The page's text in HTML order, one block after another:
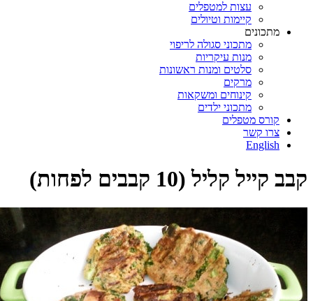
עצות למטפלים
קיימות וטיולים
מתכונים
מתכוני סגולה לריפוי
מנות עיקריות
סלטים ומנות ראשונות
מרקים
קינוחים ומשקאות
מתכוני ילדים
קורס מטפלים
צרו קשר
English
קבב קייל קליל (10 קבבים לפחות)